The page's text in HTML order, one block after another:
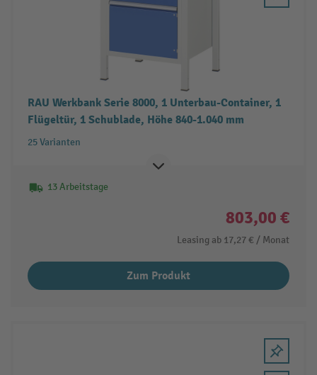
RAU Werkbank Serie 8000, 1 Unterbau-Container, 1
Flügeltür, 1 Schublade, Höhe 840-1.040 mm
25 Varianten
13 Arbeitstage
803,00 €
Leasing ab 17,27 € / Monat
Zum Produkt